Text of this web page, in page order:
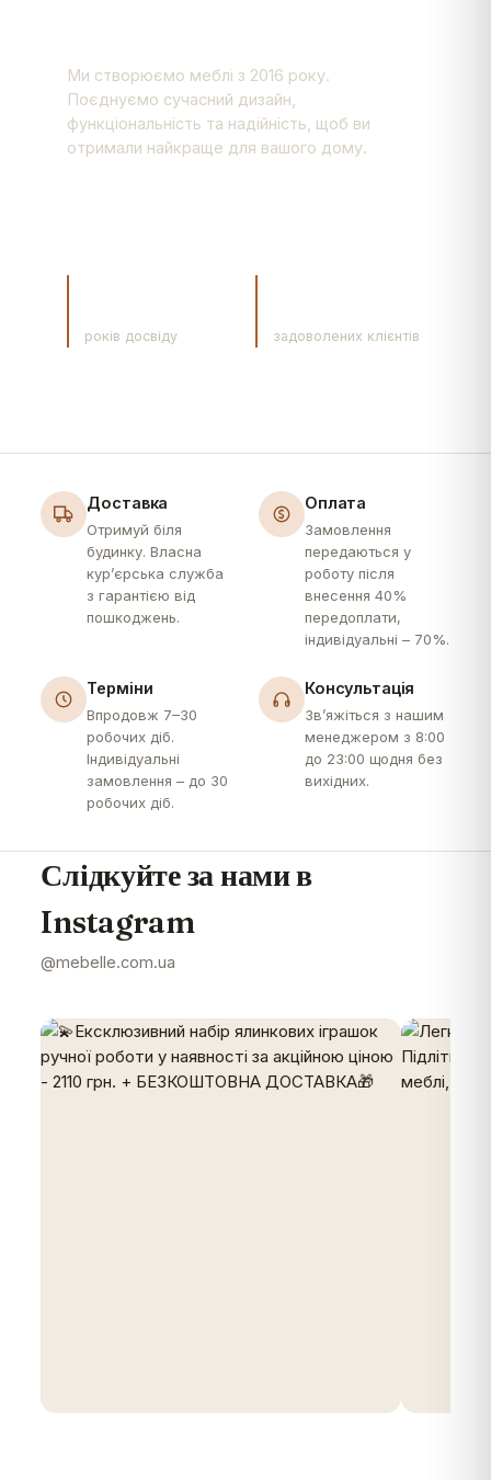
Ми створюємо меблі з 2016 року.
Поєднуємо сучасний дизайн,
функціональність та надійність, щоб ви
отримали найкраще для вашого дому.
років досвіду задоволених клієнтів
Доставка
Отримуй біля
будинку. Власна
кур’єрська служба
з гарантією від
пошкоджень.
Оплата
Замовлення
передаються у
роботу після
внесення 40%
передоплати,
індивідуальні – 70%.
Терміни
Впродовж 7–30
робочих діб.
Індивідуальні
замовлення – до 30
робочих діб.
Консультація
Зв’яжіться з нашим
менеджером з 8:00
до 23:00 щодня без
вихідних.
Слідкуйте за нами в
Instagram
@mebelle.com.ua